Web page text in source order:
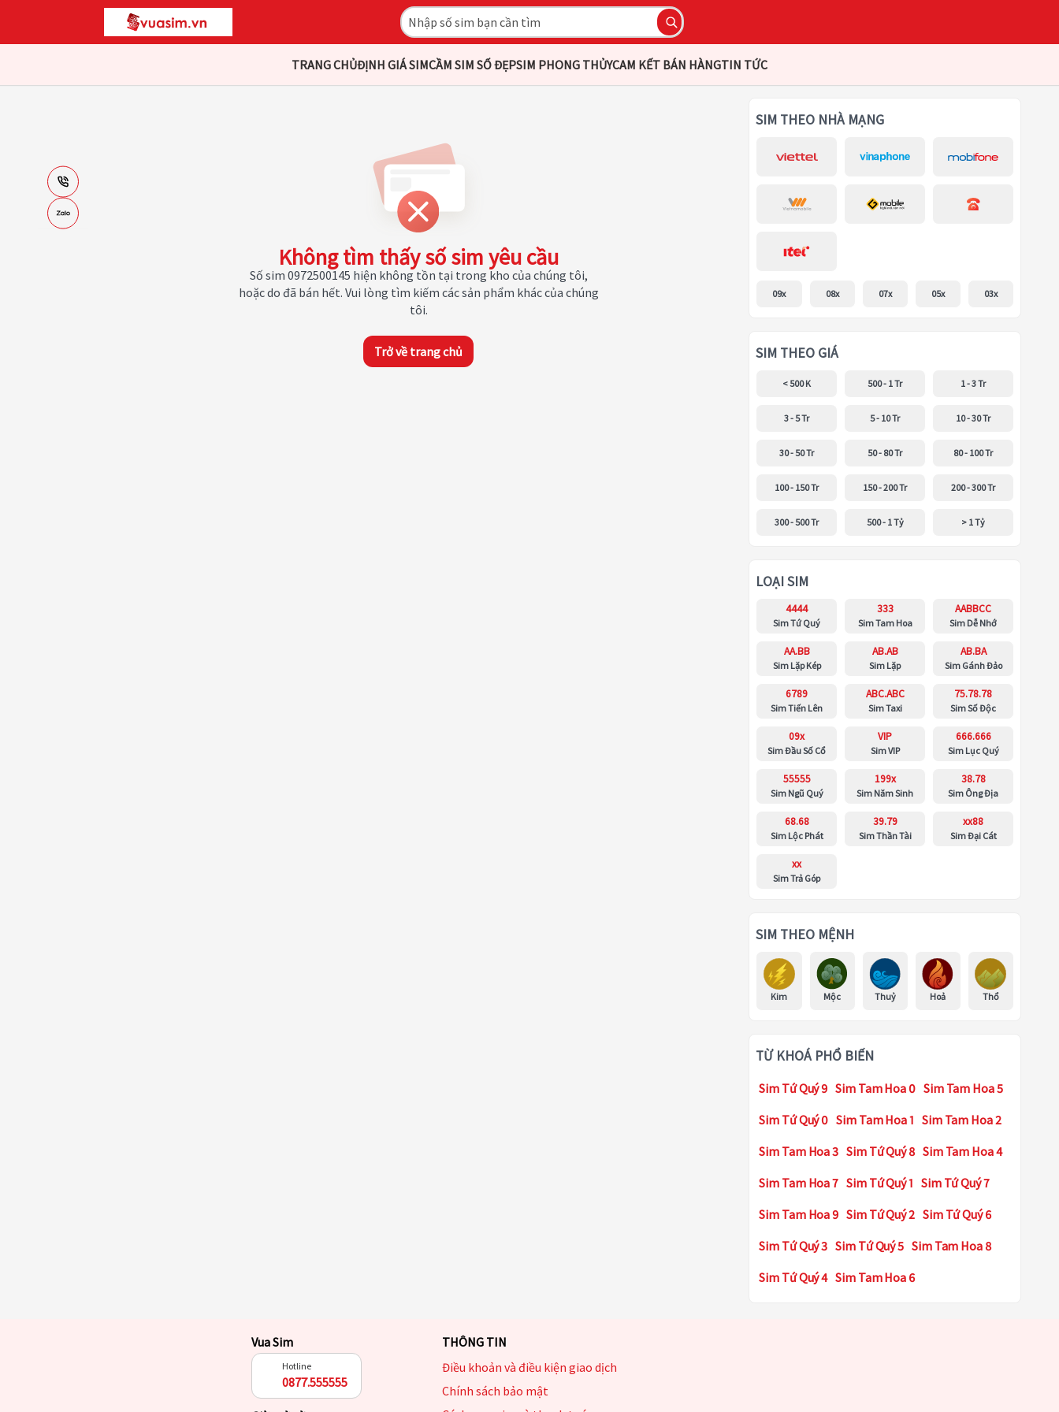
TRANG CHỦĐỊNH GIÁ SIMCẦM SIM SỐ ĐẸPSIM PHONG THỦYCAM KẾT BÁN HÀNGTIN TỨC
Không tìm thấy số sim yêu cầu
Số sim 0972500145 hiện không tồn tại trong kho của chúng tôi,
hoặc do đã bán hết. Vui lòng tìm kiếm các sản phẩm khác của chúng
tôi.
Trở về trang chủ
SIM THEO NHÀ MẠNG
09x 08x 07x 05x 03x
SIM THEO GIÁ
< 500 K 500 - 1 Tr 1 - 3 Tr
3 - 5 Tr 5 - 10 Tr 10 - 30 Tr
30 - 50 Tr 50 - 80 Tr 80 - 100 Tr
100 - 150 Tr 150 - 200 Tr 200 - 300 Tr
300 - 500 Tr 500 - 1 Tỷ > 1 Tỷ
LOẠI SIM
4444
Sim Tứ Quý
333
Sim Tam Hoa
AABBCC
Sim Dễ Nhớ
AA.BB
Sim Lặp Kép
AB.AB
Sim Lặp
AB.BA
Sim Gánh Đảo
6789
Sim Tiến Lên
ABC.ABC
Sim Taxi
75.78.78
Sim Số Độc
09x
Sim Đầu Số Cổ
VIP
Sim VIP
666.666
Sim Lục Quý
55555
Sim Ngũ Quý
199x
Sim Năm Sinh
38.78
Sim Ông Địa
68.68
Sim Lộc Phát
39.79
Sim Thần Tài
xx88
Sim Đại Cát
xx
Sim Trả Góp
SIM THEO MỆNH
Kim Mộc Thuỷ Hoả Thổ
TỪ KHOÁ PHỔ BIẾN
Sim Tứ Quý 9 Sim Tam Hoa 0 Sim Tam Hoa 5
Sim Tứ Quý 0 Sim Tam Hoa 1 Sim Tam Hoa 2
Sim Tam Hoa 3 Sim Tứ Quý 8 Sim Tam Hoa 4
Sim Tam Hoa 7 Sim Tứ Quý 1 Sim Tứ Quý 7
Sim Tam Hoa 9 Sim Tứ Quý 2 Sim Tứ Quý 6
Sim Tứ Quý 3 Sim Tứ Quý 5 Sim Tam Hoa 8
Sim Tứ Quý 4 Sim Tam Hoa 6
Vua Sim
Hotline
0877.555555
THÔNG TIN
Điều khoản và điều kiện giao dịch
Chính sách bảo mật